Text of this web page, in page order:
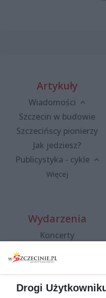
Artykuły
Wiadomości
Szczecin w budowie
Szczecińscy pionierzy
Jak jedziesz?
Publicystyka - cykle
Więcej
Wydarzenia
Koncerty
Spacery i oprowadzania
targi
Drogi